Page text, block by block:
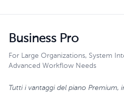
Business Pro
For Large Organizations, System
Advanced Workflow Needs
Tutti i vantaggi del piano Premium,